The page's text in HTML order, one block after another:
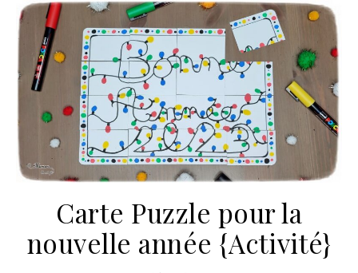
Carte Puzzle pour la
nouvelle année {Activité}